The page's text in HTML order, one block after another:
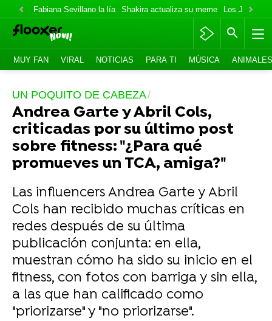
Fabiana Sevillano la lía Shakira actualiza su meme Los Jonas
MUY FAN VIRAL NOTICIAS PARA TI MÚSICA ANIMALES
UN POQUITO DE CABEZA
Andrea Garte y Abril Cols,
criticadas por su último post
sobre fitness: "¿Para qué
promueves un TCA, amiga?"
Las influencers Andrea Garte y Abril
Cols han recibido muchas críticas en
redes después de su última
publicación conjunta: en ella,
muestran cómo ha sido su inicio en el
fitness, con fotos con barriga y sin ella,
a las que han calificado como
"priorizarse" y "no priorizarse".